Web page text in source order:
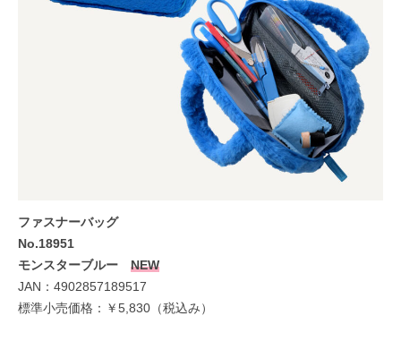
ファスナーバッグ
No.18951
モンスターブルー
NEW
JAN：4902857189517
標準小売価格：￥5,830（税込み）